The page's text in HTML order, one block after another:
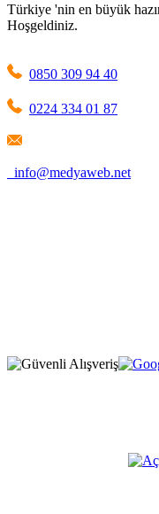
Türkiye 'nin en büyük
Hoşgeldiniz.
0850 309 94 40
0224 334 01 87
info@medyaweb.net